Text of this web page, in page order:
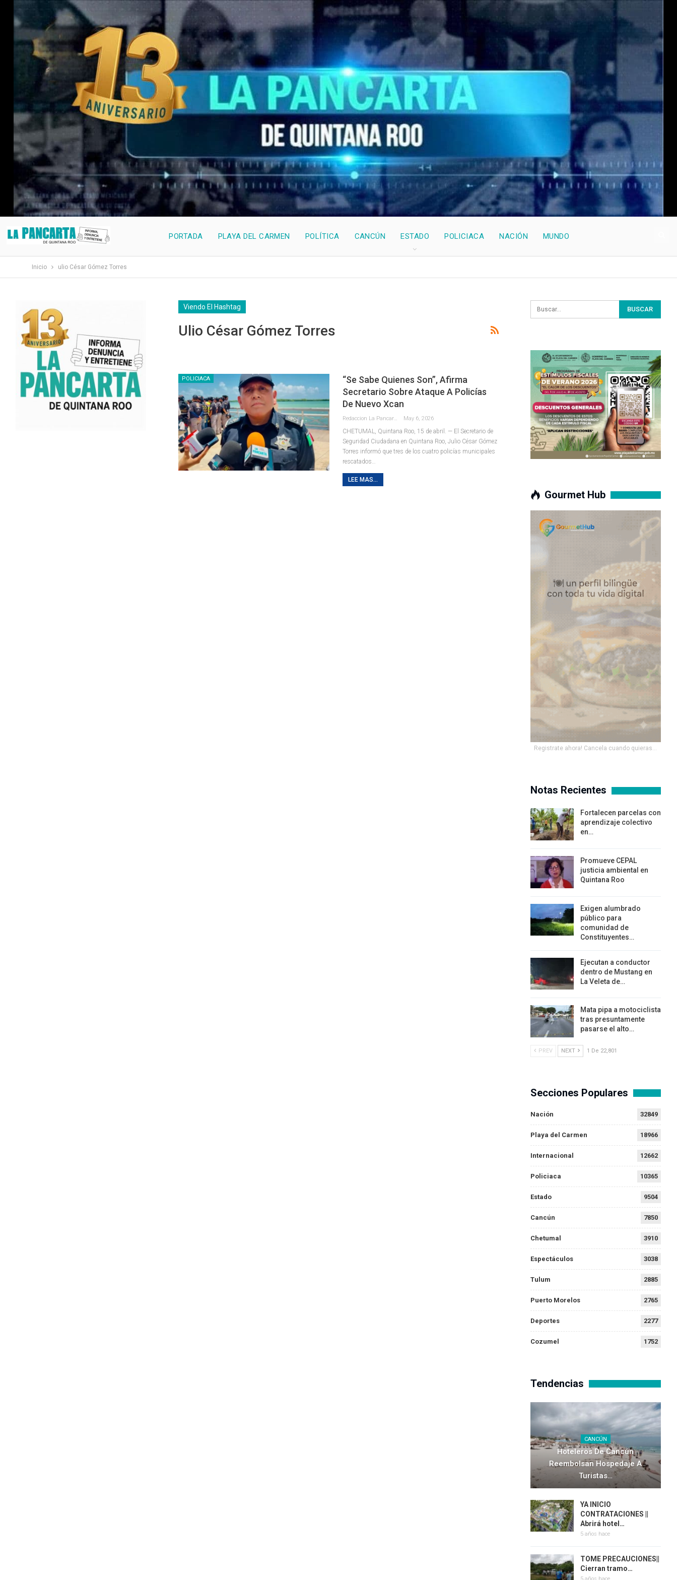
PORTADA PLAYA DEL CARMEN POLÍTICA CANCÚN ESTADO POLICIACA NACIÓN MUNDO
Inicio ulio César Gómez Torres
Viendo El Hashtag
Ulio César Gómez Torres
POLICIACA
“Se Sabe Quienes Son”, Afirma
Secretario Sobre Ataque A Policías
De Nuevo Xcan
May 6, 2026
CHETUMAL, Quintana Roo, 15 de abril. — El Secretario de
Seguridad Ciudadana en Quintana Roo, Julio César Gómez
Torres informó que tres de los cuatro policías municipales
rescatados
LEE MAS...
Gourmet Hub
Registrate ahora! Cancela cuando quieras...
Notas Recientes
Fortalecen parcelas con
aprendizaje colectivo
en…
Promueve CEPAL
justicia ambiental en
Quintana Roo
Exigen alumbrado
público para
comunidad de
Constituyentes…
Ejecutan a conductor
dentro de Mustang en
La Veleta de…
Mata pipa a motociclista
tras presuntamente
pasarse el alto…
PREV NEXT 1 De 22,801
Secciones Populares
Nación 32849
Playa del Carmen 18966
Internacional 12662
Policiaca 10365
Estado 9504
Cancún 7850
Chetumal 3910
Espectáculos 3038
Tulum 2885
Puerto Morelos 2765
Deportes 2277
Cozumel 1752
Tendencias
CANCÚN
Hoteleros De Cancún
Reembolsan Hospedaje A
Turistas…
YA INICIO
CONTRATACIONES ||
Abrirá hotel…
5 años hace
TOME PRECAUCIONES||
Cierran tramo…
5 años hace